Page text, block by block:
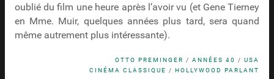
oublié du film une heure après l’avoir vu (et Gene Tierney
en Mme. Muir, quelques années plus tard, sera quand
même autrement plus intéressante).
OTTO PREMINGER /ANNÉES 40 /USA
CINÉMA CLASSIQUE /HOLLYWOOD PARLANT